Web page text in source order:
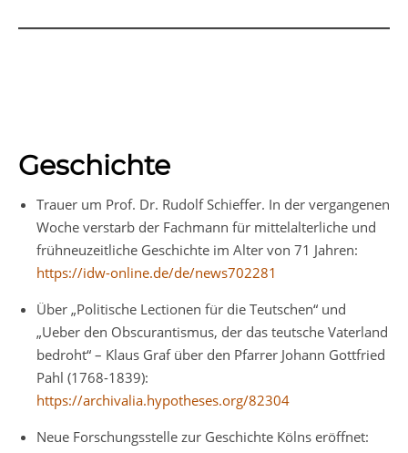
Geschichte
Trauer um Prof. Dr. Rudolf Schieffer. In der vergangenen
Woche verstarb der Fachmann für mittelalterliche und
frühneuzeitliche Geschichte im Alter von 71 Jahren:
https://idw-online.de/de/news702281
Über „Politische Lectionen für die Teutschen“ und
„Ueber den Obscurantismus, der das teutsche Vaterland
bedroht“ – Klaus Graf über den Pfarrer Johann Gottfried
Pahl (1768-1839):
https://archivalia.hypotheses.org/82304
Neue Forschungsstelle zur Geschichte Kölns eröffnet: